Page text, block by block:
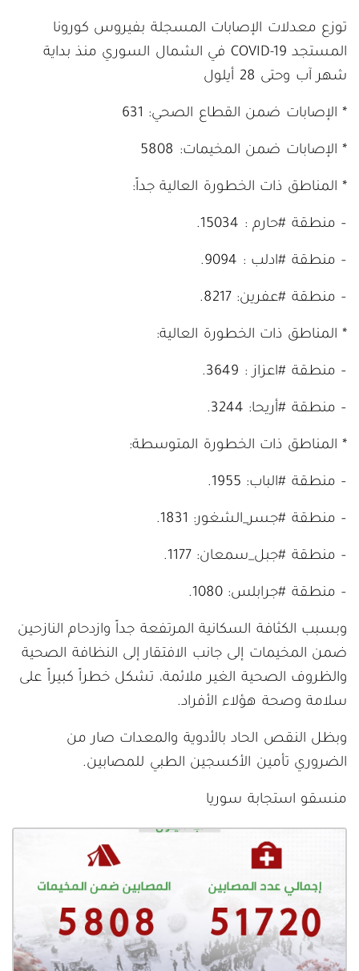
توزع معدلات الإصابات المسجلة بفيروس كورونا
المستجد COVID-19 في الشمال السوري منذ بداية
شهر آب وحتى 28 أيلول
* الإصابات ضمن القطاع الصحي: 631
* الإصابات ضمن المخيمات: 5808
* المناطق ذات الخطورة العالية جداً:
– منطقة #حارم : 15034.
– منطقة #ادلب : 9094.
– منطقة #عفرين: 8217.
* المناطق ذات الخطورة العالية:
– منطقة #اعزاز : 3649.
– منطقة #أريحا: 3244.
* المناطق ذات الخطورة المتوسطة:
– منطقة #الباب: 1955.
– منطقة #جسر_الشغور: 1831.
– منطقة #جبل_سمعان: 1177.
– منطقة #جرابلس: 1080.
وبسبب الكثافة السكانية المرتفعة جداً وازدحام النازحين
ضمن المخيمات إلى جانب الافتقار إلى النظافة الصحية
والظروف الصحية الغير ملائمة، تشكل خطراً كبيراً على
سلامة وصحة هؤلاء الأفراد.
وبظل النقص الحاد بالأدوية والمعدات صار من
الضروري تأمين الأكسجين الطبي للمصابين.
منسقو استجابة سوريا